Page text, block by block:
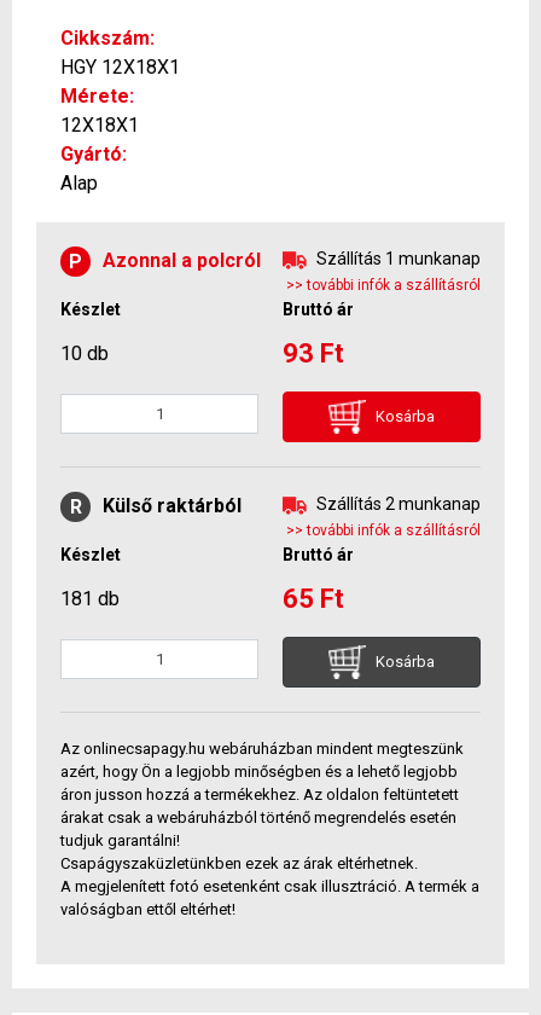
Cikkszám:
HGY 12X18X1
Mérete:
12X18X1
Gyártó:
Alap
P Azonnal a polcról Szállítás 1 munkanap
>> további infók a szállításról
Készlet Bruttó ár
10 db 93 Ft
Kosárba
R Külső raktárból Szállítás 2 munkanap
>> további infók a szállításról
Készlet Bruttó ár
181 db 65 Ft
Kosárba
Az onlinecsapagy.hu webáruházban mindent megteszünk
azért, hogy Ön a legjobb minőségben és a lehető legjobb
áron jusson hozzá a termékekhez. Az oldalon feltüntetett
árakat csak a webáruházból történő megrendelés esetén
tudjuk garantálni!
Csapágyszaküzletünkben ezek az árak eltérhetnek.
A megjelenített fotó esetenként csak illusztráció. A termék a
valóságban ettől eltérhet!